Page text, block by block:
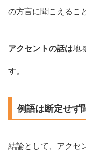
の方言に聞こえるこ
アクセントの話は地
す。
例語は断定せず
結論として、アクセ